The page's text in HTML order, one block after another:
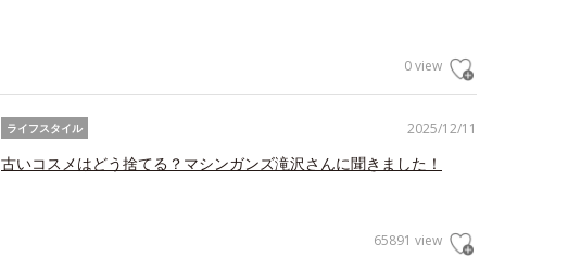
0 view
2025/12/11
ライフスタイル
古いコスメはどう捨てる？マシンガンズ滝沢さんに聞きました！
65891 view